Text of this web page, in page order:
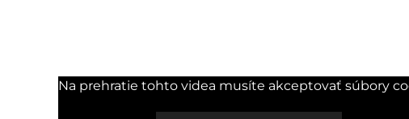
Na prehratie tohto videa musíte akceptovať súbory
Titulom európske hlavné mesto inteligentného